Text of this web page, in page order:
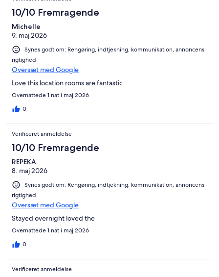
10/10 Fremragende
Michelle
9. maj 2026
Synes godt om: Rengøring, indtjekning, kommunikation, annoncens
rigtighed
Oversæt med Google
Love this location rooms are fantastic
Overnattede 1 nat i maj 2026
0
Verificeret anmeldelse
10/10 Fremragende
REPEKA
8. maj 2026
Synes godt om: Rengøring, indtjekning, kommunikation, annoncens
rigtighed
Oversæt med Google
Stayed overnight loved the
Overnattede 1 nat i maj 2026
0
Verificeret anmeldelse